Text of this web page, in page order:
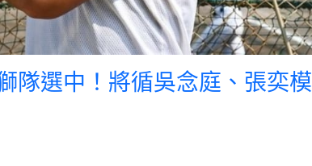
隊選中！將循吳念庭、張奕模